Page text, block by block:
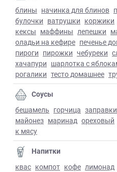
блины начинка для блинов
булочки ватрушки коржики
кексы маффины лепешки
оладьи на кефире печенье
пироги пирожки чебуреки
хачапури шарлотка с
рогалики тесто домашнее
Соусы
бешамель горчица
майонез маринад ореховый
к мясу
Напитки
квас компот кофе лимонад